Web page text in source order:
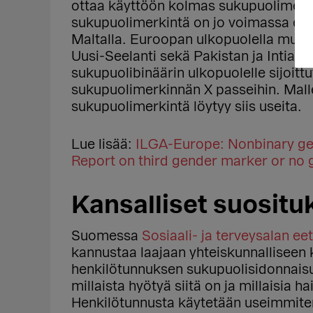
ottaa käyttöön kolmas
sukupuolimerkintä on jo voimassa
Maltalla. Euroopan ulkopuolella
Uusi-Seelanti sekä Pakistan ja Intia
sukupuolibinäärin ulkopuolelle
sukupuolimerkinnän X passeihin.
sukupuolimerkintä löytyy siis useita.
Lue lisää:
ILGA-Europe: Nonbinary
Report on third gender marker or no
Kansalliset
Suomessa Sosiaali- ja terveysalan
kannustaa laajaan
henkilötunnuksen
millaista hyötyä siitä on ja millaisia
Henkilötunnusta käytetään